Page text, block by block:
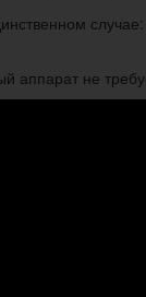
аппарат не